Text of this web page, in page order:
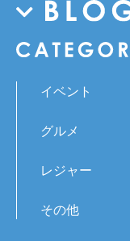
イベント
グルメ
レジャー
その他